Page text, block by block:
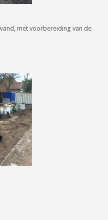
met voorbereiding van de